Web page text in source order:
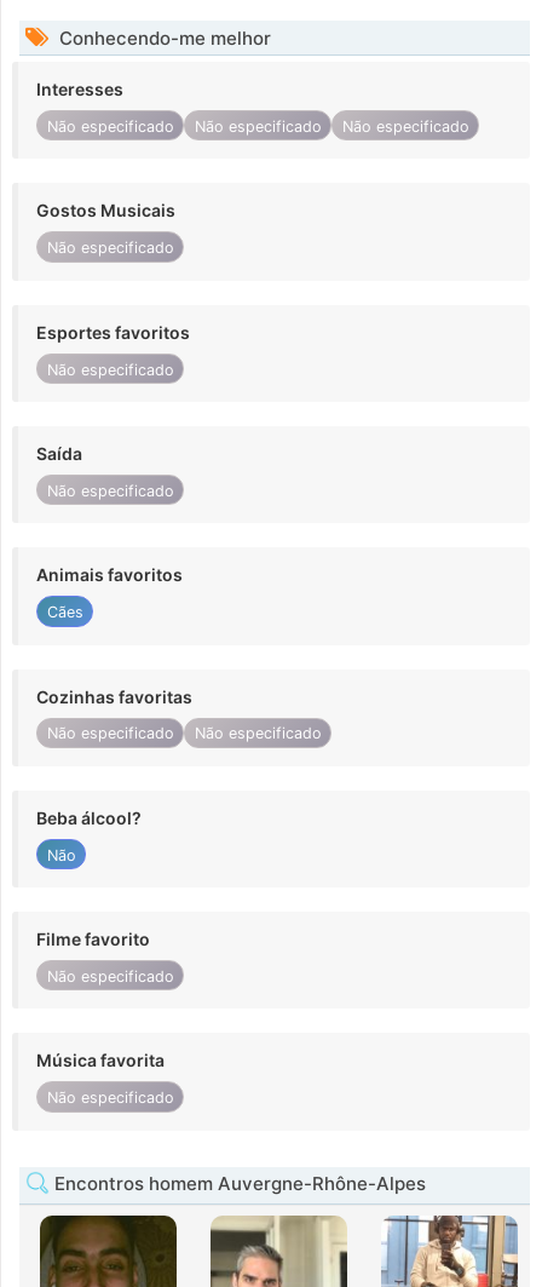
Conhecendo-me melhor
Interesses
Não especificado Não especificado Não especificado
Gostos Musicais
Não especificado
Esportes favoritos
Não especificado
Saída
Não especificado
Animais favoritos
Cães
Cozinhas favoritas
Não especificado Não especificado
Beba álcool?
Não
Filme favorito
Não especificado
Música favorita
Não especificado
Encontros homem Auvergne-Rhône-Alpes